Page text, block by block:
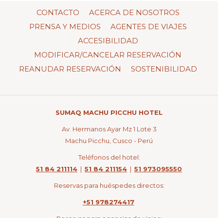
control
de
diapositivas
clic
enlaces,
se
CONTACTO
ACERCA DE NOSOTROS
PRENSA Y MEDIOS
AGENTES DE VIAJES
ACCESIBILIDAD
MODIFICAR/CANCELAR RESERVACIÓN
REANUDAR RESERVACIÓN
SOSTENIBILIDAD
SUMAQ MACHU PICCHU HOTEL
Av. Hermanos Ayar Mz 1 Lote 3
Machu Picchu, Cusco - Perú
Teléfonos del hotel:
51 84 211114 | 51 84 211154 | 51 973095550
Reservas para huéspedes directos:
+51 978274417